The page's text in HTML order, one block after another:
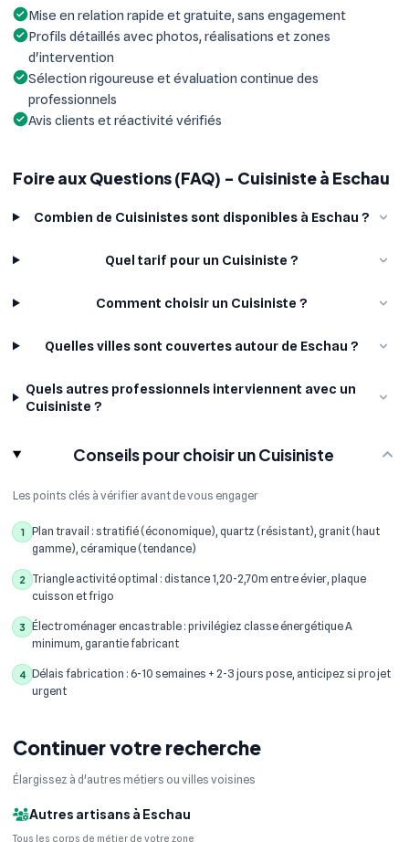
Mise en relation rapide et gratuite, sans engagement
Profils détaillés avec photos, réalisations et zones
d'intervention
Sélection rigoureuse et évaluation continue des
professionnels
Avis clients et réactivité vérifiés
Foire aux Questions (FAQ) - Cuisiniste à Eschau
Combien de Cuisinistes sont disponibles à Eschau ?
Quel tarif pour un Cuisiniste ?
Comment choisir un Cuisiniste ?
Quelles villes sont couvertes autour de Eschau ?
Quels autres professionnels interviennent avec un
Cuisiniste ?
Conseils pour choisir un Cuisiniste
Les points clés à vérifier avant de vous engager
1
Plan travail : stratifié (économique), quartz (résistant), granit (haut
gamme), céramique (tendance)
2
Triangle activité optimal : distance 1,20-2,70m entre évier, plaque
cuisson et frigo
3
Électroménager encastrable : privilégiez classe énergétique A
minimum, garantie fabricant
4 Délais fabrication : 6-10 semaines + 2-3 jours pose, anticipez si projet
urgent
Continuer votre recherche
Élargissez à d'autres métiers ou villes voisines
Autres artisans à Eschau
Tous les corps de métier de votre zone